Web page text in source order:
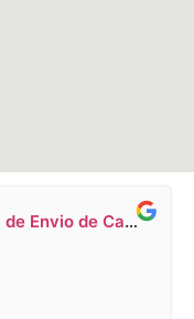
Un Solo Dolar- Agencia de Envio de Carga a Venezuela en Miami